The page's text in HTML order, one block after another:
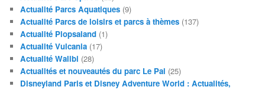
Actualité Parcs Aquatiques (9)
Actualité Parcs de loisirs et parcs à thèmes (137)
Actualité Plopsaland (1)
Actualité Vulcania (17)
Actualité Walibi (28)
Actualités et nouveautés du parc Le Pal (25)
Disneyland Paris et Disney Adventure World : Actualités,